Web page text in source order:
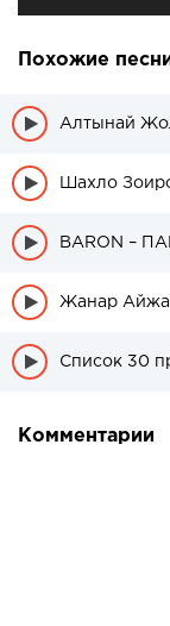
Похожие
Алтынай
BARON –
Комментарии